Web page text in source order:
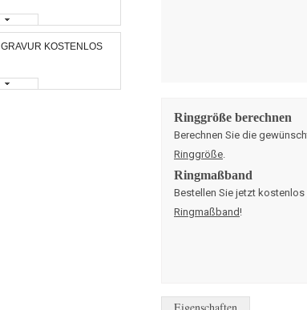
Ringgröße berechnen
Berechnen Sie die
Ringgröße
Ringmaßband
Bestellen Sie jetzt kostenlos
Ringmaßband!
Eigenschaften
GRAVUR KOSTENLOS